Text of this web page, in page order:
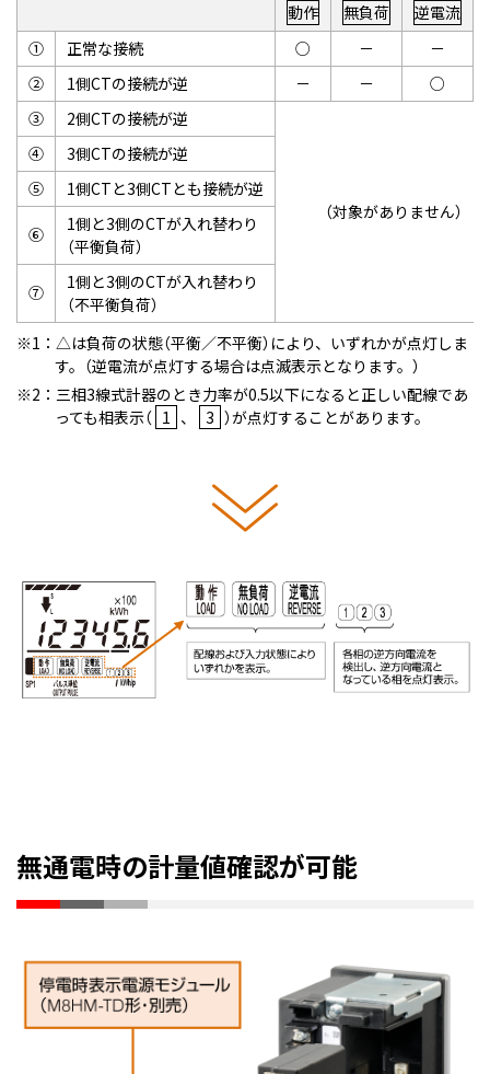
動作
無負荷 逆電流
①
正常な接続 ○ － －
②
1側CTの接続が逆 － － ○
③
2側CTの接続が逆
（対象がありません）
④
3側CTの接続が逆
⑤
1側CTと3側CTとも接続が逆
⑥
1側と3側のCTが入れ替わり
（平衡負荷）
⑦
1側と3側のCTが入れ替わり
（不平衡負荷）
1：△は負荷の状態（平衡／不平衡）により、いずれかが点灯しま
す。（逆電流が点灯する場合は点滅表示となります。）
2：三相3線式計器のとき力率が0.5以下になると正しい配線であ
っても相表示（ 1 、 3 ）が点灯することがあります。
無通電時の計量値確認が可能